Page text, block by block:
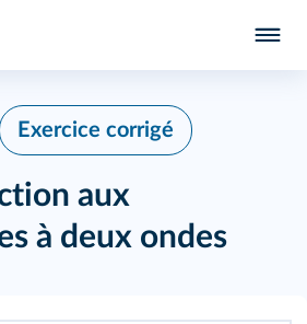
Exercice corrigé
aux
à deux ondes